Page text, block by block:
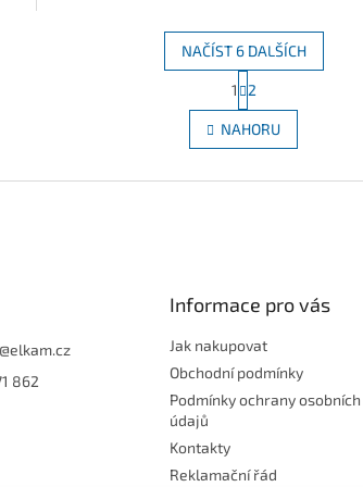
O
v
l
d
v
y
v
ý
p
u
NAČÍST 6 DALŠÍCH
S
t
r
á
n
1 2
NAHORU
@elkam.cz
862
Informace pro vás
Jak nakupovat
Obchodní podmínky
Podmínky ochrany osobních
údajů
Kontakty
Reklamační řád